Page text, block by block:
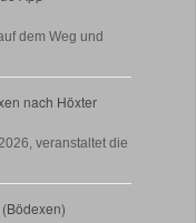
dem Weg und
nach Höxter
veranstaltet die